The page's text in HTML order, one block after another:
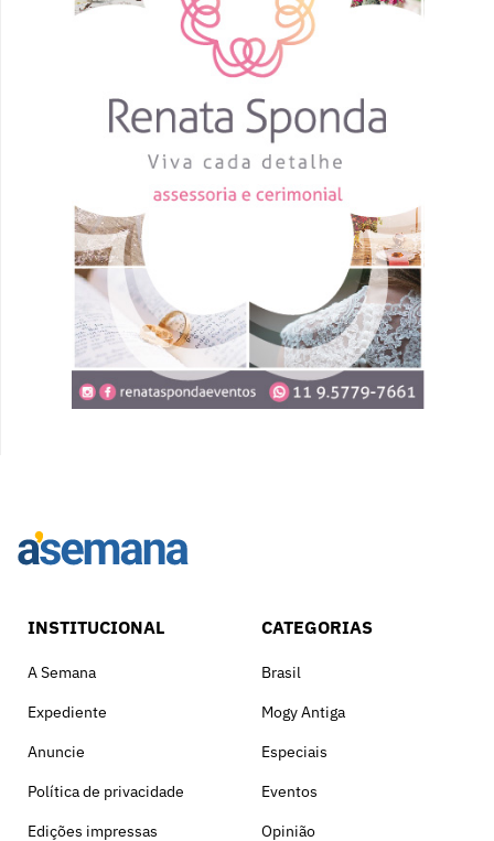
INSTITUCIONAL
A Semana
Expediente
Anuncie
Política de privacidade
Edições impressas
CATEGORIAS
Brasil
Mogy Antiga
Especiais
Eventos
Opinião